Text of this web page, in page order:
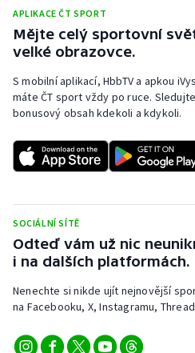
Rychlobruslení
Rychlostní kanoistika
Short track
Sportovní střelba
Veslování
Vodní slalom
Volejbal
APLIKACE ČT SPORT
Mějte celý sportovní
velké obrazovce.
S mobilní aplikací, HbbTV a apkou
máte ČT sport vždy po ruce.
bonusový obsah kdekoli a kdykoli.
SOCIÁLNÍ SÍTĚ
Odteď vám už nic
i na dalších platformách.
Nenechte si nikde ujít nejnovější
na Facebooku, X, Instagramu,